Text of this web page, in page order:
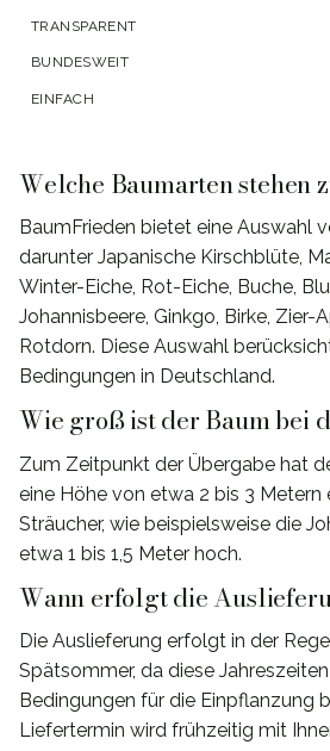
TRANSPARENT
BUNDESWEIT
EINFACH
Welche Baumarten stehen
BaumFrieden bietet eine Auswahl
darunter Japanische Kirschblüte,
Winter-Eiche, Rot-Eiche, Buche,
Johannisbeere, Ginkgo, Birke, Zier-
Rotdorn. Diese Auswahl
Bedingungen in Deutschland.
Wie groß ist der Baum bei
Zum Zeitpunkt der Übergabe hat
eine Höhe von etwa 2 bis 3 Metern
Sträucher, wie beispielsweise die
etwa 1 bis 1,5 Meter hoch.
Wann erfolgt die
Die Auslieferung erfolgt in der
Spätsommer, da diese
Bedingungen für die Einpflanzung
Liefertermin wird frühzeitig mit